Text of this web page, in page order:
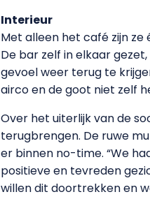
Interieur
Met alleen het café zijn ze
De bar zelf in elkaar
gevoel weer terug te
airco en de goot niet zelf
Over het uiterlijk van de
terugbrengen. De ruwe
er binnen no-time. “We
positieve en tevreden
willen dit doortrekken en